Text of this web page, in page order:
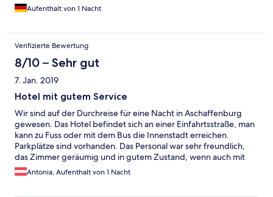
Aufenthalt von 1 Nacht
Verifizierte Bewertung
8/10 – Sehr gut
7. Jan. 2019
Hotel mit gutem Service
Wir sind auf der Durchreise für eine Nacht in Aschaffenburg
gewesen. Das Hotel befindet sich an einer Einfahrtsstraße, man
kann zu Fuss oder mit dem Bus die Innenstadt erreichen.
Parkplätze sind vorhanden. Das Personal war sehr freundlich,
das Zimmer geräumig und in gutem Zustand, wenn auch mit
wenig Charme. Die Heizung war ein wenig
gewöhnungsbedürftig: dauert eine Zeit bis sie spürbar läuft
Antonia, Aufenthalt von 1 Nacht